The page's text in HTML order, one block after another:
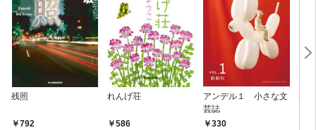
残照
792
れんげ荘
586
アンデル１ 小さな文
芸誌
330
琴